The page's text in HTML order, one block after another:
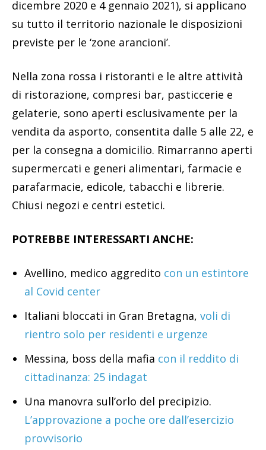
dicembre 2020 e 4 gennaio 2021), si applicano
su tutto il territorio nazionale le disposizioni
previste per le ‘zone arancioni’.
Nella zona rossa i ristoranti e le altre attività
di ristorazione, compresi bar, pasticcerie e
gelaterie, sono aperti esclusivamente per la
vendita da asporto, consentita dalle 5 alle 22, e
per la consegna a domicilio. Rimarranno aperti
supermercati e generi alimentari, farmacie e
parafarmacie, edicole, tabacchi e librerie.
Chiusi negozi e centri estetici.
POTREBBE INTERESSARTI ANCHE:
Avellino, medico aggredito con un estintore
al Covid center
Italiani bloccati in Gran Bretagna, voli di
rientro solo per residenti e urgenze
Messina, boss della mafia con il reddito di
cittadinanza: 25 indagat
Una manovra sull’orlo del precipizio.
L’approvazione a poche ore dall’esercizio
provvisorio